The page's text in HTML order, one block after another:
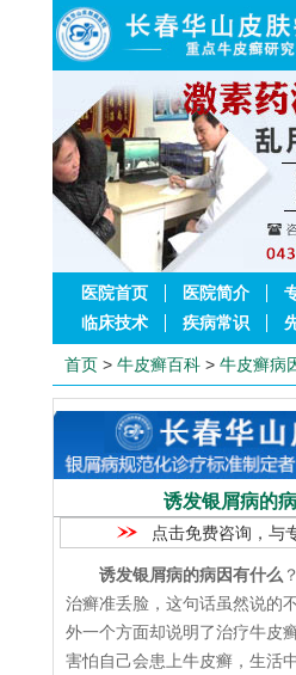
医院首页 医院简介
临床技术
疾病常识
首页 > 牛皮癣百科 > 牛皮癣病
诱发银屑病的
点击免费咨询，与
诱发银屑病的病因有什么
治癣准丢脸，这句话虽然说的
外一个方面却说明了治疗牛皮
害怕自己会患上牛皮癣，生活